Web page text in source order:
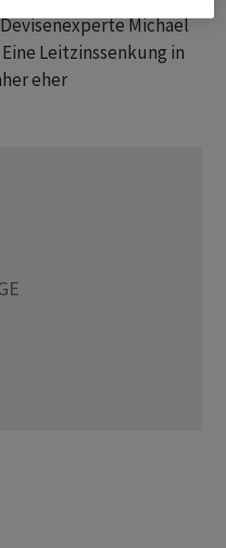
Michael
Leitzinssenkung in
eher